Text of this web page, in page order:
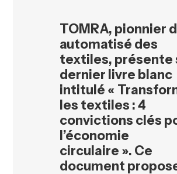
TOMRA, pionnier
automatisé des
textiles, présente
dernier livre blanc
intitulé «
les textiles : 4
convictions clés
l’économie
circulaire ». Ce
document